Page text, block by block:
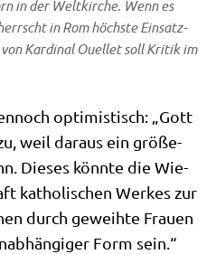
in der Welt­kir­che. Wenn es
in Rom höch­ste Ein­satz­
Kar­di­nal Ouel­let soll Kri­tik im
opti­mi­stisch: „Gott
weil dar­aus ein grö­ße­
Die­ses könn­te die Wie­
katho­li­schen Wer­kes zur
durch geweih­te Frau­en
Form sein.“